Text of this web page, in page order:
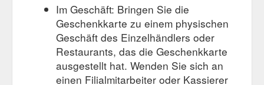
Inspiration categories. Monthly Inspiration. Brighton Beach
Houses. EDITOR. Ashley Hay is an artist and the Importer of
Powertex for Australia. Ashley has become a great advocate
https://powertex.com.au/christmas-tree/
Im Geschäft: Bringen Sie die
Geschenkkarte zu einem physischen
Geschäft des Einzelhändlers oder
Restaurants, das die Geschenkkarte
ausgestellt hat. Wenden Sie sich an
einen Filialmitarbeiter oder Kassierer